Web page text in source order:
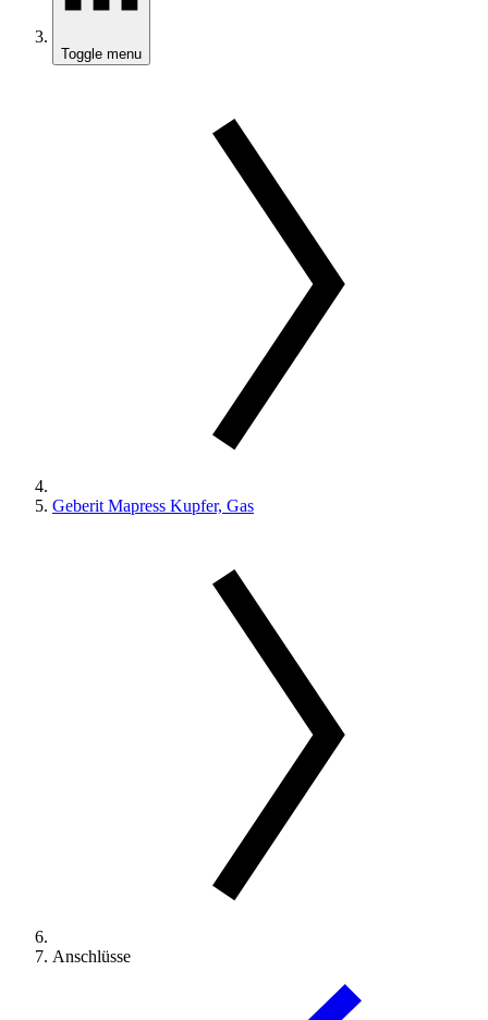
Toggle menu
Geberit Mapress Kupfer, Gas
Anschlüsse